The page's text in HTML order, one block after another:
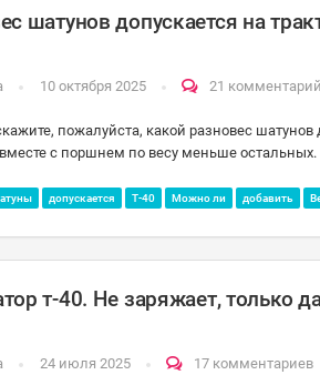
шатунов допускается на
10 октября 2025 21 комментарий
пожалуйста, какой разновес
вместе с поршнем по весу меньше остальных.
допускается Т-40 Можно ли добавить
т-40. Не заряжает, только
24 июля 2025 17 комментариев